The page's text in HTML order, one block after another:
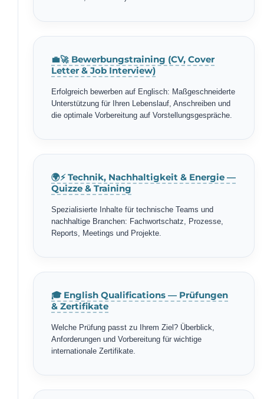
💼🚀 Bewerbungstraining (CV, Cover
Letter & Job Interview)
Erfolgreich bewerben auf Englisch: Maßgeschneiderte
Unterstützung für Ihren Lebenslauf, Anschreiben und
die optimale Vorbereitung auf Vorstellungsgespräche.
🌍⚡ Technik, Nachhaltigkeit & Energie —
Quizze & Training
Spezialisierte Inhalte für technische Teams und
nachhaltige Branchen: Fachwortschatz, Prozesse,
Reports, Meetings und Projekte.
🎓 English Qualifications — Prüfungen
& Zertifikate
Welche Prüfung passt zu Ihrem Ziel? Überblick,
Anforderungen und Vorbereitung für wichtige
internationale Zertifikate.